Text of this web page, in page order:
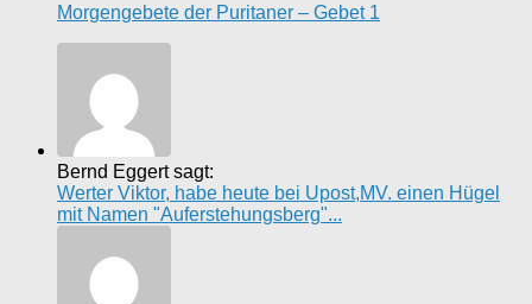
Morgengebete der Puritaner – Gebet 1
Bernd Eggert sagt:
Werter Viktor, habe heute bei Upost,MV. einen Hügel
mit Namen "Auferstehungsberg"...